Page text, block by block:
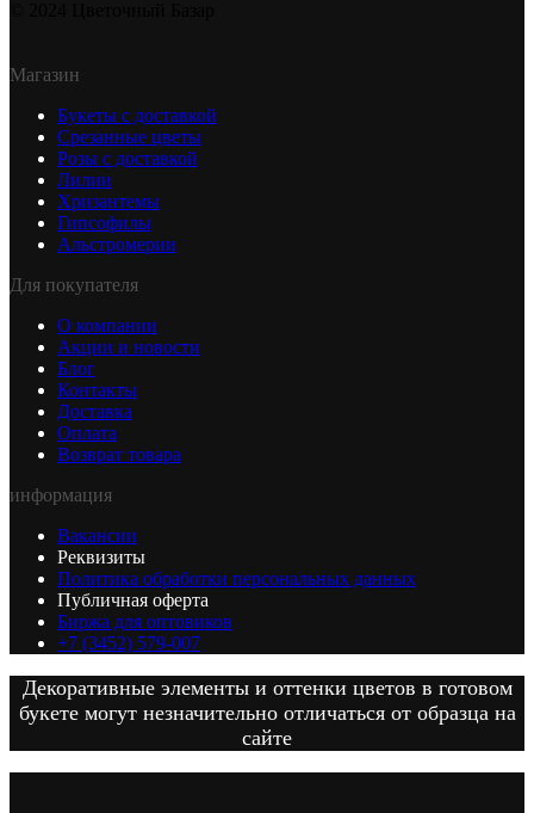
Магазин
Букеты с доставкой
Срезанные цветы
Розы с доставкой
Лилии
Хризантемы
Гипсофилы
Альстромерии
Для покупателя
О компании
Акции и новости
Блог
Контакты
Доставка
Оплата
Возврат товара
информация
Вакансии
Реквизиты
Политика обработки персональных данных
Публичная оферта
Биржа для оптовиков
+7 (3452) 579-007
Декоративные элементы и оттенки цветов в готовом
букете могут незначительно отличаться от образца на
сайте